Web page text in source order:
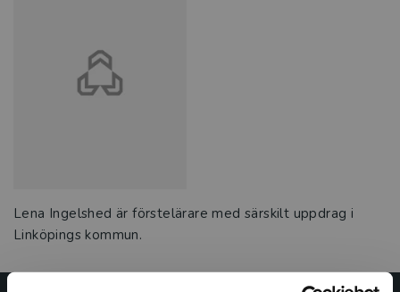
Lena Ingelshed är förstelärare med särskilt uppdrag i
Linköpings kommun.